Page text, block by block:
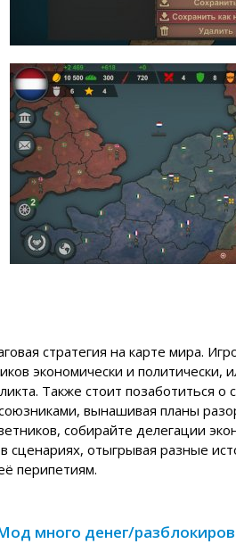
стратегия на карте мира.
экономически и
Также стоит позаботиться
вынашивая планы
собирайте делегации
сценариях, отыгрывая разные
перипетиям.
много денег/